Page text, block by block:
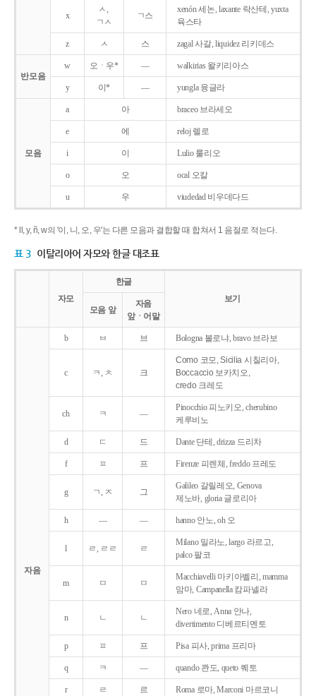
x
ㅅ,
ㄱㅅ
ㄱ스
xenón 세논, laxante 락산테, yuxta
육스타
z ㅅ 스 zagal 사갈, liquidez 리키데스
반모음
w 오ㆍ우* ― walkirias 왈키리아스
y 이* ― yungla 융글라
모음
a 아 braceo 브라세오
e 에 reloj 렐로
i 이 Lulio 룰리오
o 오 ocal 오칼
u 우 viudedad 비우데다드
* ll, y, ñ, w의 '이, 니, 오, 우'는 다른 모음과 결합할 때 합쳐서 1 음절로 적는다.
표 3 이탈리아어 자모와 한글 대조표
자모
한글
보기
모음 앞
자음
앞ㆍ어말
자음
b ㅂ 브 Bologna 볼로냐, bravo 브라보
c ㅋ, ㅊ 크
Como 코모, Sicilia 시칠리아,
Boccaccio 보카치오,
credo 크레도
ch ㅋ ―
Pinocchio 피노키오, cherubino
케루비노
d ㄷ 드 Dante 단테, drizza 드리차
f ㅍ 프 Firenze 피렌체, freddo 프레도
g ㄱ, ㅈ 그
Galileo 갈릴레오, Genova
제노바, gloria 글로리아
h ― ― hanno 안노, oh 오
l ㄹ, ㄹㄹ ㄹ
Milano 밀라노, largo 라르고,
palco 팔코
m ㅁ ㅁ
Macchiavelli 마키아벨리, mamma
맘마, Campanella 캄파넬라
n ㄴ ㄴ
Nero 네로, Anna 안나,
divertimento 디베르티멘토
p ㅍ 프 Pisa 피사, prima 프리마
q ㅋ ― quando 콴도, queto 퀘토
r ㄹ 르 Roma 로마, Marconi 마르코니